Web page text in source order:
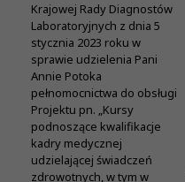
Krajowej Rady Diagnostów
Laboratoryjnych z dnia 5
stycznia 2023 roku w
sprawie udzielenia Pani
Annie Potoka
pełnomocnictwa do obsługi
Projektu pn. „Kursy
podnoszące kwalifikacje
kadry medycznej
udzielającej świadczeń
zdrowotnych, w tym w